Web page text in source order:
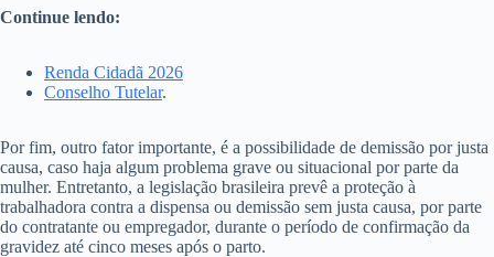
Continue lendo:
Renda Cidadã 2026
Conselho Tutelar.
Por fim, outro fator importante, é a possibilidade de demissão por justa
causa, caso haja algum problema grave ou situacional por parte da
mulher. Entretanto, a legislação brasileira prevê a proteção à
trabalhadora contra a dispensa ou demissão sem justa causa, por parte
do contratante ou empregador, durante o período de confirmação da
gravidez até cinco meses após o parto.